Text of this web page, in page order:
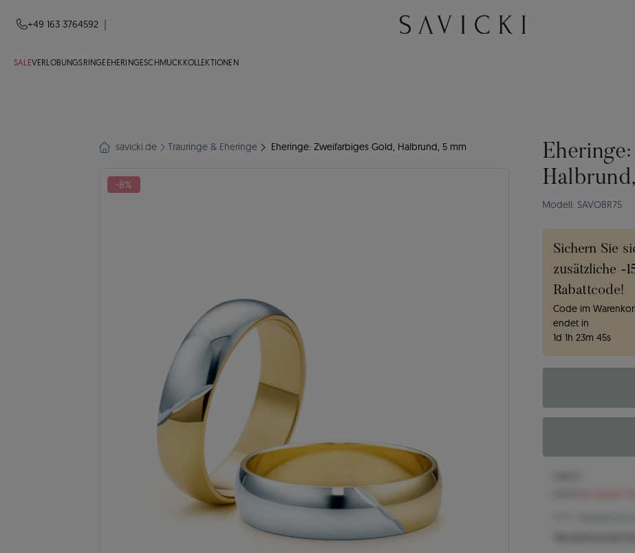
+49 163 3764592
SALEVERLOBUNGSRINGE EHERINGESCHMUCKKOLLEKTIONEN
savicki.de Trauringe & Eheringe Eheringe: Zweifarbiges Gold, Halbrund, 5 mm
-8%
Modell: SAVOBR75
Sichern Sie
zusätzliche -
Rabattcode!
Code im
endet in
1d 1h 23m 44s